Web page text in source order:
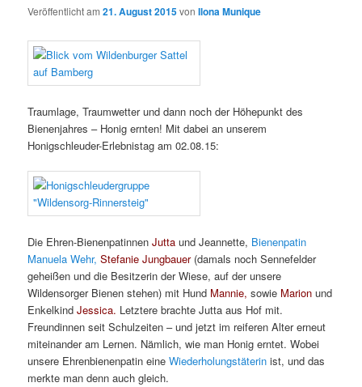
Veröffentlicht am21. August 2015vonIlona Munique
Traumlage, Traumwetter und dann noch der Höhepunkt des
Bienenjahres – Honig ernten! Mit dabei an unserem
Honigschleuder-Erlebnistag am 02.08.15:
Die Ehren-BienenpatinnenJutta und Jeannette, Bienenpatin
Manuela Wehr, Stefanie Jungbauer(damals noch Sennefelder
geheißen und die Besitzerin der Wiese, auf der unsere
Wildensorger Bienen stehen) mit Hund Mannie, sowie Marion und
Enkelkind Jessica. Letztere brachte Jutta aus Hof mit.
Freundinnen seit Schulzeiten – und jetzt im reiferen Alter erneut
miteinander am Lernen. Nämlich, wie man Honig erntet. Wobei
unsere Ehrenbienenpatin eineWiederholungstäterin ist, und das
merkte man denn auch gleich.